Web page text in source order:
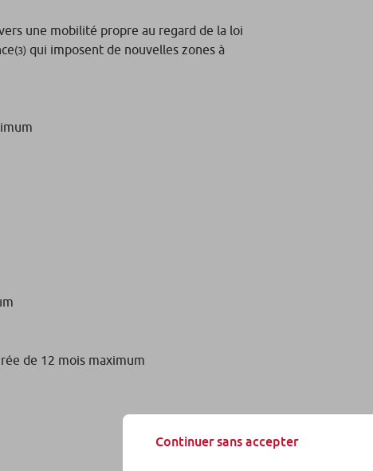
une mobilité propre au regard de la loi
(3) qui imposent de nouvelles zones à
de 12 mois maximum
Continuer sans accepter